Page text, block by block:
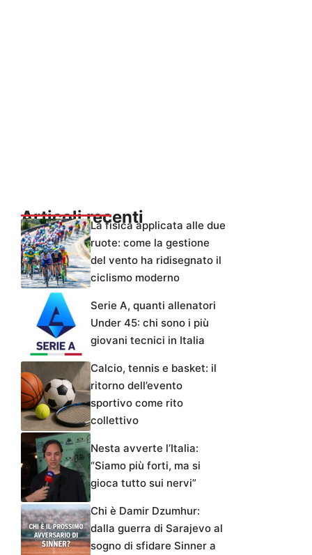
Articoli recentiLa fisica applicata alle due
ruote: come la gestione
del vento ha ridisegnato il
ciclismo moderno
Serie A, quanti allenatori
Under 45: chi sono i più
giovani tecnici in Italia
Calcio, tennis e basket: il
ritorno dell’evento
sportivo come rito
collettivo
Nesta avverte l’Italia:
“Siamo più forti, ma si
gioca tutto sui nervi”
Chi è Damir Dzumhur:
dalla guerra di Sarajevo al
sogno di sfidare Sinner a